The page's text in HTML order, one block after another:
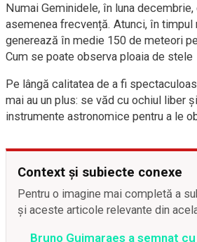
Numai Geminidele, în luna
asemenea frecvență. Atunci, în timpul
generează în medie 150 de meteori
Cum se poate observa ploaia de stele
Pe lângă calitatea de a fi
mai au un plus: se văd cu ochiul liber
instrumente astronomice pentru a le
Context și subiecte conexe
Pentru o imagine mai completă a
și aceste articole relevante din
Bruno Guimaraes a semnat